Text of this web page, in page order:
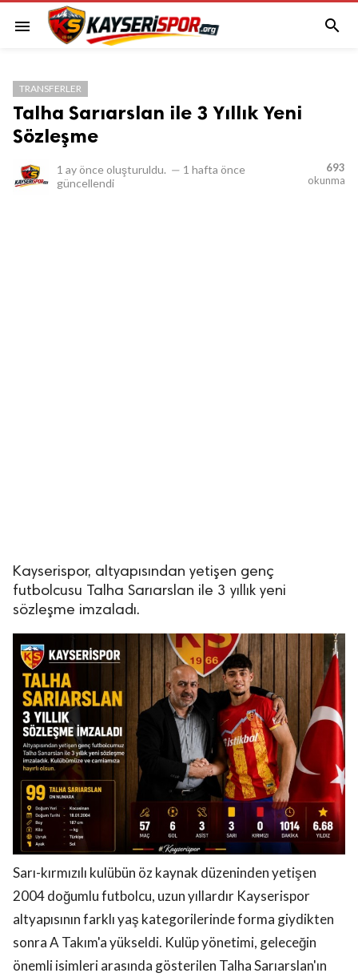
menu 
TRANSFERLER
Talha Sarıarslan ile 3 Yıllık Yeni
Sözleşme
1 ay önce oluşturuldu. — 1 hafta önce
güncellendi
693
okunma
Kayserispor, altyapısından yetişen genç
futbolcusu Talha Sarıarslan ile 3 yıllık yeni
sözleşme imzaladı.
Sarı-kırmızılı kulübün öz kaynak düzeninden yetişen
2004 doğumlu futbolcu, uzun yıllardır Kayserispor
altyapısının farklı yaş kategorilerinde forma giydikten
sonra A Takım'a yükseldi. Kulüp yönetimi, geleceğin
önemli isimleri arasında gösterilen Talha Sarıarslan'ın